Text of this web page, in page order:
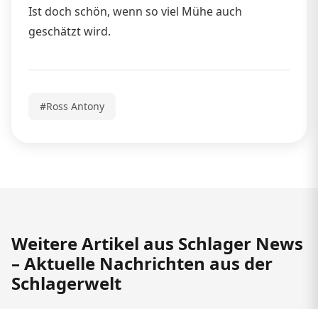
Ist doch schön, wenn so viel Mühe auch
geschätzt wird.
#Ross Antony
Weitere Artikel aus Schlager News
– Aktuelle Nachrichten aus der
Schlagerwelt